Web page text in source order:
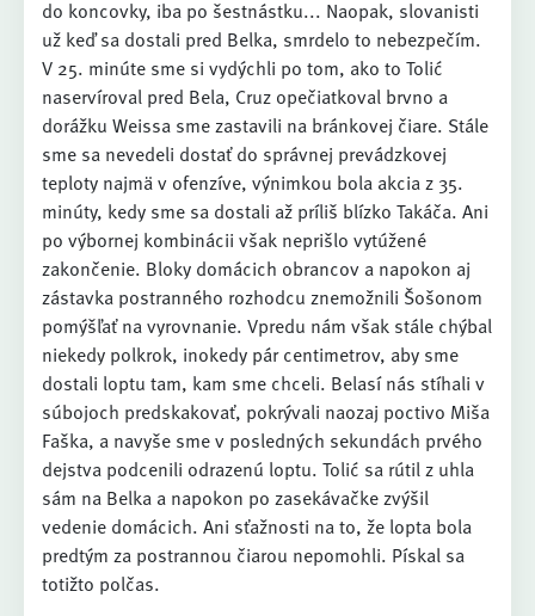
do koncovky, iba po šestnástku... Naopak, slovanisti
už keď sa dostali pred Belka, smrdelo to nebezpečím.
V 25. minúte sme si vydýchli po tom, ako to Tolić
naservíroval pred Bela, Cruz opečiatkoval brvno a
dorážku Weissa sme zastavili na bránkovej čiare. Stále
sme sa nevedeli dostať do správnej prevádzkovej
teploty najmä v ofenzíve, výnimkou bola akcia z 35.
minúty, kedy sme sa dostali až príliš blízko Takáča. Ani
po výbornej kombinácii však neprišlo vytúžené
zakončenie. Bloky domácich obrancov a napokon aj
zástavka postranného rozhodcu znemožnili Šošonom
pomýšľať na vyrovnanie. Vpredu nám však stále chýbal
niekedy polkrok, inokedy pár centimetrov, aby sme
dostali loptu tam, kam sme chceli. Belasí nás stíhali v
súbojoch predskakovať, pokrývali naozaj poctivo Miša
Faška, a navyše sme v posledných sekundách prvého
dejstva podcenili odrazenú loptu. Tolić sa rútil z uhla
sám na Belka a napokon po zasekávačke zvýšil
vedenie domácich. Ani sťažnosti na to, že lopta bola
predtým za postrannou čiarou nepomohli. Pískal sa
totižto polčas.